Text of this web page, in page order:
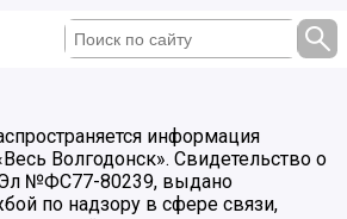
информация
Волгодонск». Свидетельство о
№ФС77-80239, выдано
по надзору в сфере связи,